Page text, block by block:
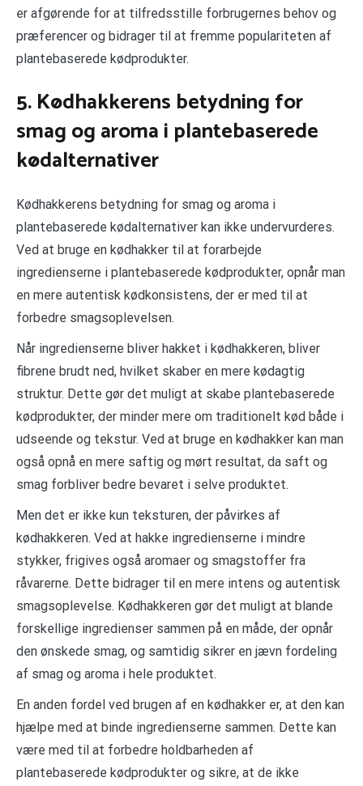
er afgørende for at tilfredsstille forbrugernes behov og
præferencer og bidrager til at fremme populariteten af
plantebaserede kødprodukter.
5. Kødhakkerens betydning for
smag og aroma i plantebaserede
kødalternativer
Kødhakkerens betydning for smag og aroma i
plantebaserede kødalternativer kan ikke undervurderes.
Ved at bruge en kødhakker til at forarbejde
ingredienserne i plantebaserede kødprodukter, opnår man
en mere autentisk kødkonsistens, der er med til at
forbedre smagsoplevelsen.
Når ingredienserne bliver hakket i kødhakkeren, bliver
fibrene brudt ned, hvilket skaber en mere kødagtig
struktur. Dette gør det muligt at skabe plantebaserede
kødprodukter, der minder mere om traditionelt kød både i
udseende og tekstur. Ved at bruge en kødhakker kan man
også opnå en mere saftig og mørt resultat, da saft og
smag forbliver bedre bevaret i selve produktet.
Men det er ikke kun teksturen, der påvirkes af
kødhakkeren. Ved at hakke ingredienserne i mindre
stykker, frigives også aromaer og smagstoffer fra
råvarerne. Dette bidrager til en mere intens og autentisk
smagsoplevelse. Kødhakkeren gør det muligt at blande
forskellige ingredienser sammen på en måde, der opnår
den ønskede smag, og samtidig sikrer en jævn fordeling
af smag og aroma i hele produktet.
En anden fordel ved brugen af en kødhakker er, at den kan
hjælpe med at binde ingredienserne sammen. Dette kan
være med til at forbedre holdbarheden af
plantebaserede kødprodukter og sikre, at de ikke